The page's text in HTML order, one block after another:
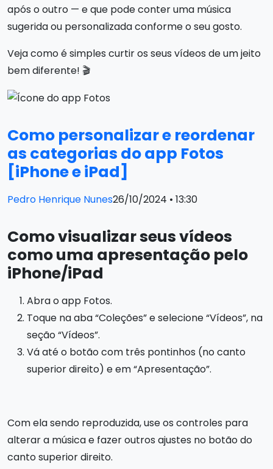
após o outro — e que pode conter uma música
sugerida ou personalizada conforme o seu gosto.
Veja como é simples curtir os seus vídeos de um jeito
bem diferente! 🎬
Como personalizar e reordenar
as categorias do app Fotos
[iPhone e iPad]
Pedro Henrique Nunes26/10/2024 • 13:30
Como visualizar seus vídeos
como uma apresentação pelo
iPhone/iPad
Abra o app Fotos.
Toque na aba “Coleções” e selecione “Vídeos”, na
seção “Vídeos”.
Vá até o botão com três pontinhos (no canto
superior direito) e em “Apresentação”.
Com ela sendo reproduzida, use os controles para
alterar a música e fazer outros ajustes no botão do
canto superior direito.